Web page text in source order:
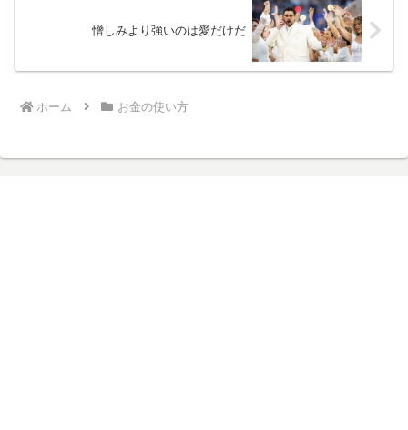
憎しみより強いのは愛だけだ
ホーム お金の使い方